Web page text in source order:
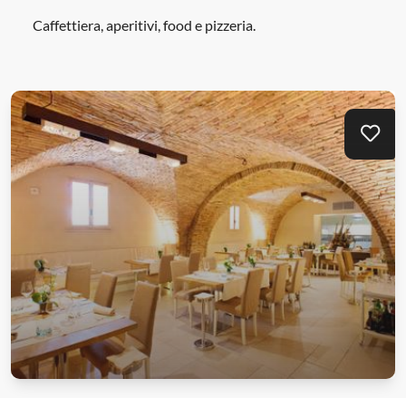
Caffettiera, aperitivi, food e pizzeria.